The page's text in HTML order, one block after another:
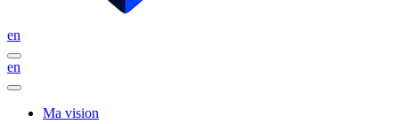
en
en
Ma vision